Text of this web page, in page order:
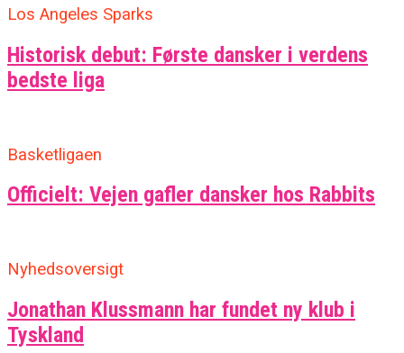
Los Angeles Sparks
Historisk debut: Første dansker i verdens
bedste liga
Basketligaen
Officielt: Vejen gafler dansker hos Rabbits
Nyhedsoversigt
Jonathan Klussmann har fundet ny klub i
Tyskland